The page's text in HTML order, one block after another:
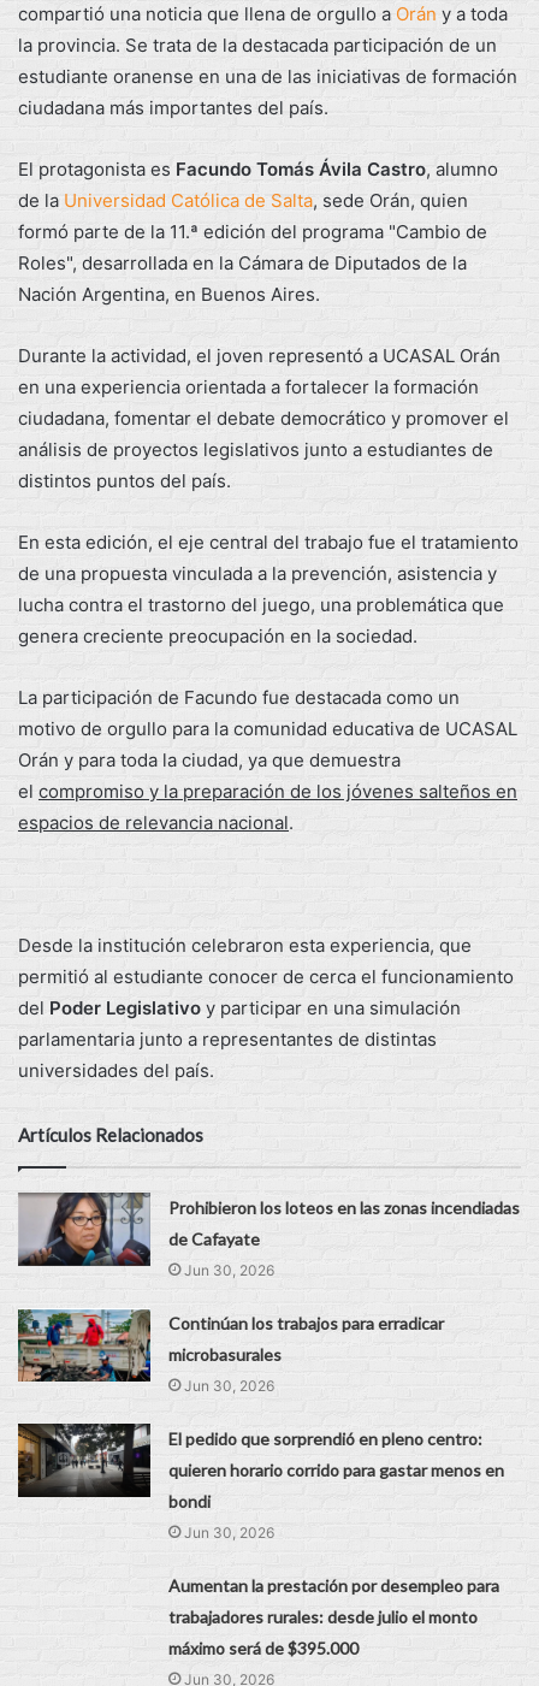
compartió una noticia que llena de orgullo a Orán y a toda
la provincia. Se trata de la destacada participación de un
estudiante oranense en una de las iniciativas de formación
ciudadana más importantes del país.
El protagonista es Facundo Tomás Ávila Castro, alumno
de la Universidad Católica de Salta, sede Orán, quien
formó parte de la 11.ª edición del programa "Cambio de
Roles", desarrollada en la Cámara de Diputados de la
Nación Argentina, en Buenos Aires.
Durante la actividad, el joven representó a UCASAL Orán
en una experiencia orientada a fortalecer la formación
ciudadana, fomentar el debate democrático y promover el
análisis de proyectos legislativos junto a estudiantes de
distintos puntos del país.
En esta edición, el eje central del trabajo fue el tratamiento
de una propuesta vinculada a la prevención, asistencia y
lucha contra el trastorno del juego, una problemática que
genera creciente preocupación en la sociedad.
La participación de Facundo fue destacada como un
motivo de orgullo para la comunidad educativa de UCASAL
Orán y para toda la ciudad, ya que demuestra
el compromiso y la preparación de los jóvenes salteños en
espacios de relevancia nacional.
Desde la institución celebraron esta experiencia, que
permitió al estudiante conocer de cerca el funcionamiento
del Poder Legislativo y participar en una simulación
parlamentaria junto a representantes de distintas
universidades del país.
Artículos Relacionados
Prohibieron los loteos en las zonas incendiadas
de Cafayate
Jun 30, 2026
Continúan los trabajos para erradicar
microbasurales
Jun 30, 2026
El pedido que sorprendió en pleno centro:
quieren horario corrido para gastar menos en
bondi
Jun 30, 2026
Aumentan la prestación por desempleo para
trabajadores rurales: desde julio el monto
máximo será de $395.000
Jun 30, 2026